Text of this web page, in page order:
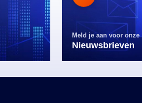
Meld je aan voor onze
Nieuwsbrieven